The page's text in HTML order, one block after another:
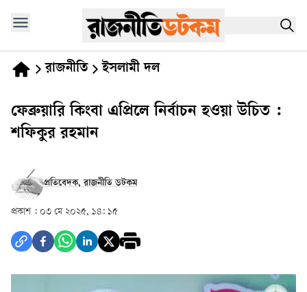
রাজনীতি ইসলামী দল
ফেব্রুয়ারি কিংবা এপ্রিলে নির্বাচন হওয়া উচিত :
শফিকুর রহমান
প্রতিবেদক, রাজনীতি ডটকম
প্রকাশ : ০৩ মে ২০২৫, ১৪: ১৫